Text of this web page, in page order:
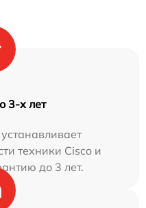
3-х лет
техники Cisco и
до 3 лет.